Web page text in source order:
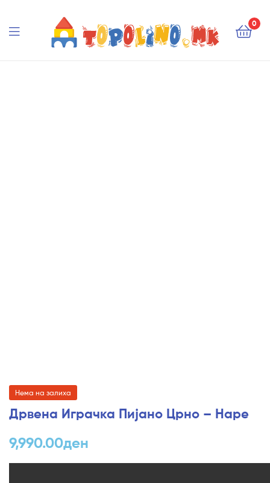
0
Нема на залиха
Дрвена Играчка Пијано Црно – Hape
9,990.00ден